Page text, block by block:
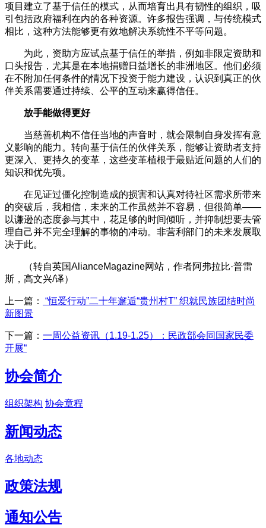
项目建立了基于信任的模式，从而培育出具有韧性的组织，吸
引包括政府福利在内的各种资源。许多报告强调，与传统模式
相比，这种方法能够更有效地解决系统性不平等问题。
为此，资助方应试点基于信任的举措，例如非限定资助和
口头报告，尤其是在本地捐赠日益增长的非洲地区。他们必须
在不附加任何条件的情况下投资于能力建设，认识到真正的伙
伴关系需要通过持续、公平的互动来赢得信任。
放手能做得更好
当慈善机构不信任当地的声音时，就会限制自身发挥有意
义影响的能力。转向基于信任的伙伴关系，能够让资助者支持
更深入、更持久的变革，这些变革植根于最贴近问题的人们的
知识和优先项。
在见证过僵化控制造成的损害和认真对待社区需求所带来
的突破后，我相信，未来的工作虽然并不容易，但很简单——
以谦逊的态度参与其中，花足够的时间倾听，并抑制想要去管
理自己并不完全理解的事物的冲动。非营利部门的未来发展取
决于此。
（转自英国AlianceMagazine网站，作者阿弗拉比·普雷
斯，高文兴/译）
上一篇：
“恒爱行动”二十年邂逅“贵州村T” 织就民族团结时尚
新图景
下一篇： 一周公益资讯（1.19-1.25）：民政部会同国家民委
开展“
协会简介
组织架构 协会章程
新闻动态
各地动态
政策法规
通知公告